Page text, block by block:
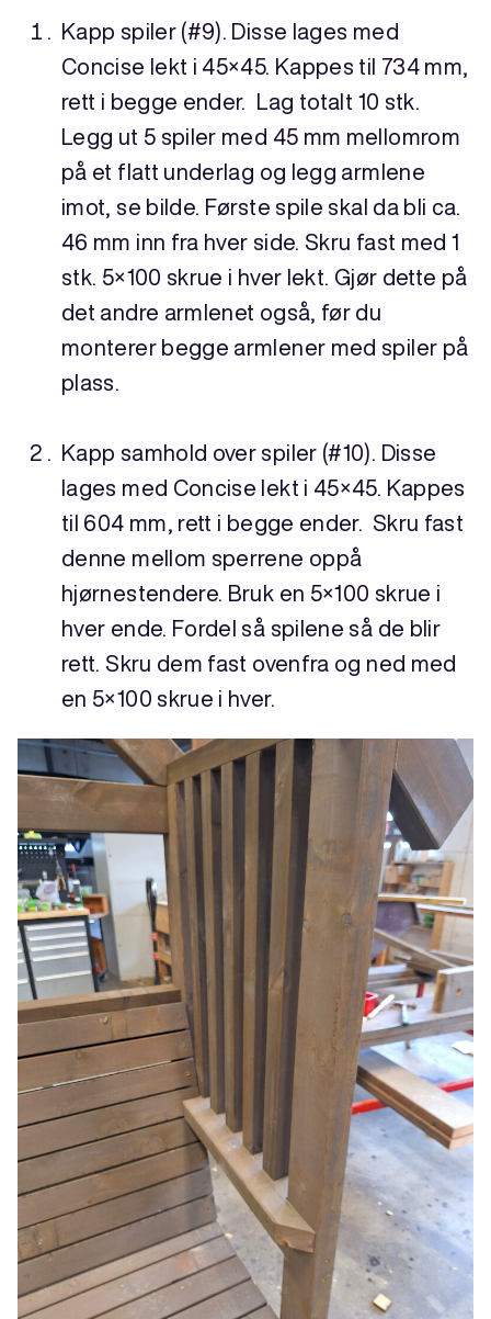
Kapp spiler (#9). Disse lages med
Concise lekt i 45×45. Kappes til 734 mm,
rett i begge ender. Lag totalt 10 stk.
Legg ut 5 spiler med 45 mm mellomrom
på et flatt underlag og legg armlene
imot, se bilde. Første spile skal da bli ca.
46 mm inn fra hver side. Skru fast med 1
stk. 5×100 skrue i hver lekt. Gjør dette på
det andre armlenet også, før du
monterer begge armlener med spiler på
plass.
Kapp samhold over spiler (#10). Disse
lages med Concise lekt i 45×45. Kappes
til 604 mm, rett i begge ender. Skru fast
denne mellom sperrene oppå
hjørnestendere. Bruk en 5×100 skrue i
hver ende. Fordel så spilene så de blir
rett. Skru dem fast ovenfra og ned med
en 5×100 skrue i hver.